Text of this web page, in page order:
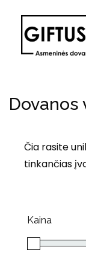
Dovanos
Čia rasite
tinkančias
Kaina